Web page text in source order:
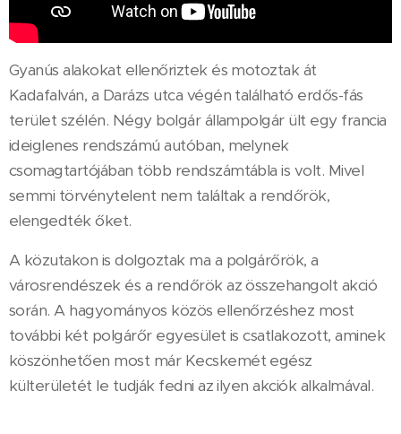
Gyanús alakokat ellenőriztek és motoztak át
Kadafalván, a Darázs utca végén található erdős-fás
terület szélén. Négy bolgár állampolgár ült egy francia
ideiglenes rendszámú autóban, melynek
csomagtartójában több rendszámtábla is volt. Mivel
semmi törvénytelent nem találtak a rendőrök,
elengedték őket.
A közutakon is dolgoztak ma a polgárőrök, a
városrendészek és a rendőrök az összehangolt akció
során. A hagyományos közös ellenőrzéshez most
további két polgárőr egyesület is csatlakozott, aminek
köszönhetően most már Kecskemét egész
külterületét le tudják fedni az ilyen akciók alkalmával.